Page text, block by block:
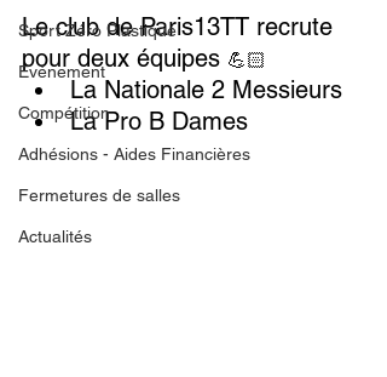
Sport Zéro Plastique
Evénement
Compétition
Adhésions - Aides Financières
Fermetures de salles
Actualités
Le club de Paris13TT recrute
pour deux équipes 💪🏻
La Nationale 2 Messieurs
La Pro B Dames